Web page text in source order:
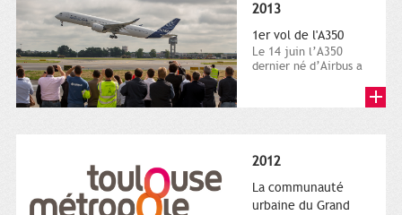
2013
1er vol de l'A350
Le 14 juin l’A350
dernier né d’Airbus a
2012
La communauté
urbaine du Grand